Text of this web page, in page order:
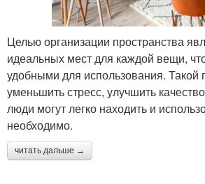
Целью организации пространства
идеальных мест для каждой вещи,
удобными для использования. Такой
уменьшить стресс, улучшить
люди могут легко находить и
необходимо.
читать дальше →